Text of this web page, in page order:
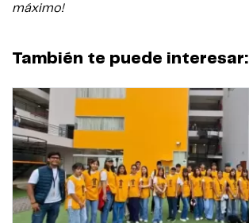
máximo!
También te puede interesar: